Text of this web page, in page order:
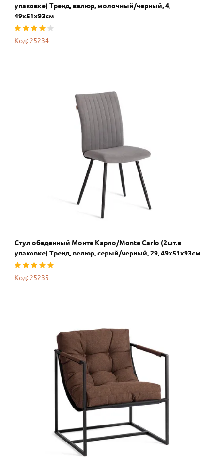
упаковке) Тренд, велюр, молочный/черный, 4,
49х51х93см
Код: 25234
Стул обеденный Монте Карло/Monte Carlo (2шт.в
упаковке) Тренд, велюр, серый/черный, 29, 49х51х93см
Код: 25235